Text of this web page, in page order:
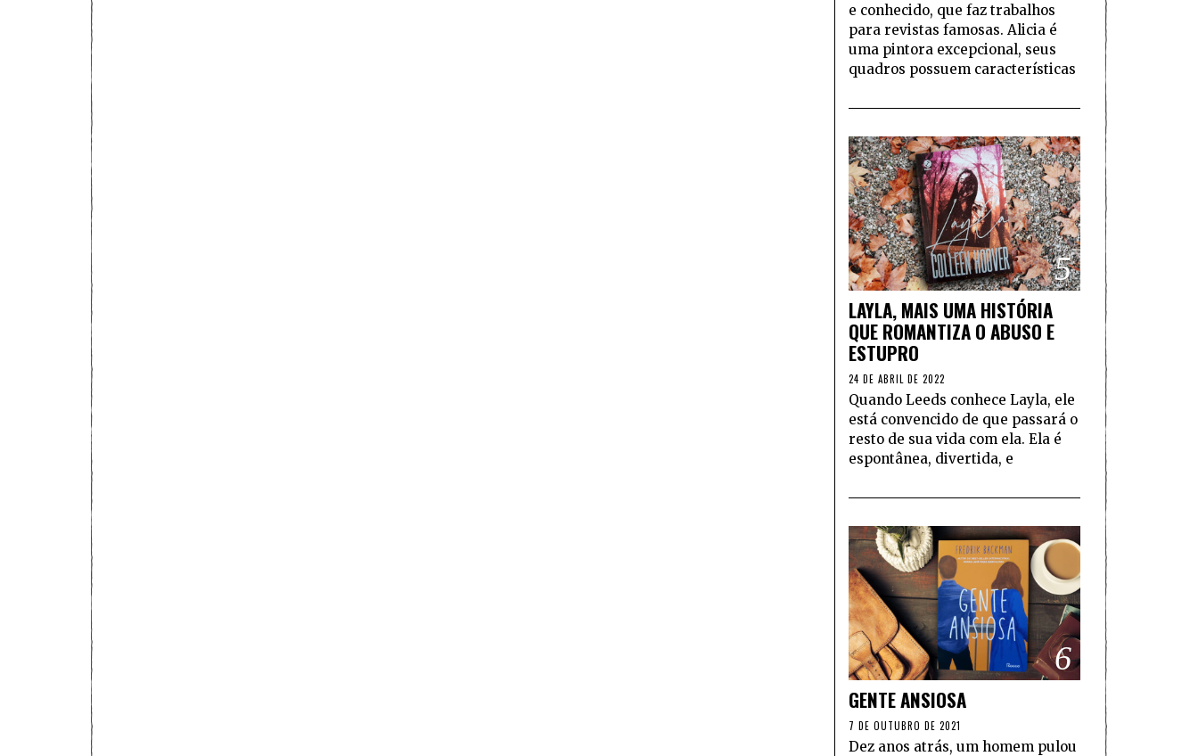
e conhecido, que faz trabalhos
para revistas famosas. Alicia é
uma pintora excepcional, seus
quadros possuem características
5
LAYLA, MAIS UMA HISTÓRIA
QUE ROMANTIZA O ABUSO E
ESTUPRO
24 DE ABRIL DE 2022
Quando Leeds conhece Layla, ele
está convencido de que passará o
resto de sua vida com ela. Ela é
espontânea, divertida, e
6
GENTE ANSIOSA
7 DE OUTUBRO DE 2021
Dez anos atrás, um homem pulou